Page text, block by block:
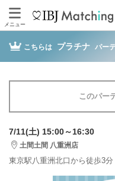
メニュー
こちらは プラチナ パー
このパー
7/11(土) 15:00～16:30
土間土間 八重洲店
東京駅八重洲北口から徒歩3分